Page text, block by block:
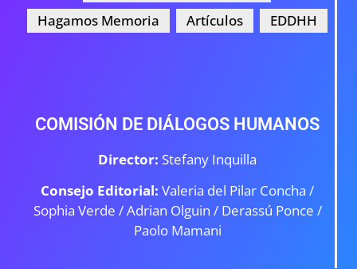
Hagamos Memoria
Artículos EDDHH
COMISIÓN DE DIÁLOGOS HUMANOS
Director: Stefany Inquilla
Consejo Editorial: Valeria del Pilar Concha /
Sophia Verde /Adrian Olguin / Derassú Ponce /
Paolo Mamani